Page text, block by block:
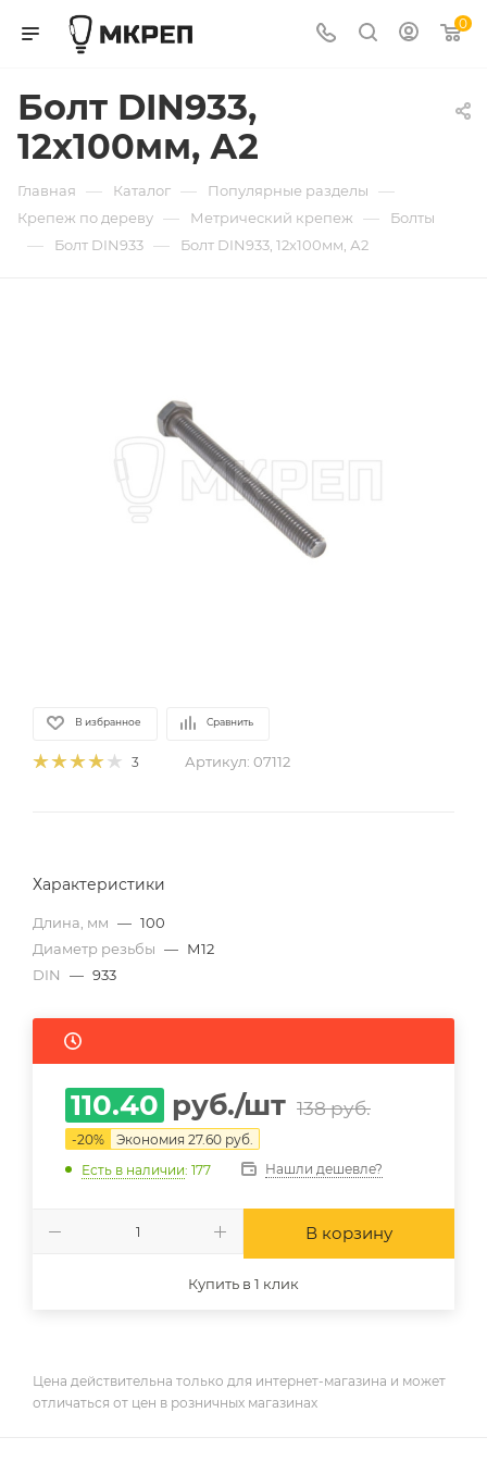
0
Болт DIN933,
12х100мм, А2
Главная — Каталог — Популярные разделы —
Крепеж по дереву — Метрический крепеж — Болты
— Болт DIN933 — Болт DIN933, 12х100мм, А2
В избранное Сравнить
3 Артикул: 07112
Характеристики
Длина, мм — 100
Диаметр резьбы — М12
DIN
— 933
110.40 руб./шт 138руб.
-20% Экономия 27.60 руб.
Есть в наличии: 177 Нашли дешевле?
В корзину
Купить в 1 клик
Цена действительна только для интернет-магазина и может
отличаться от цен в розничных магазинах